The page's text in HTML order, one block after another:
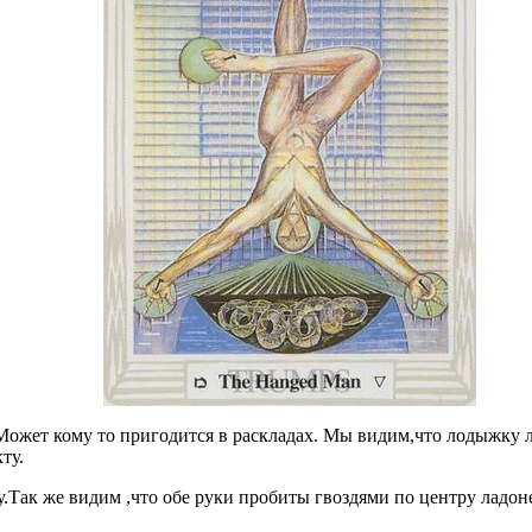
кому то пригодится в раскладах. Мы видим,что лодыжку
же видим ,что обе руки пробиты гвоздями по центру